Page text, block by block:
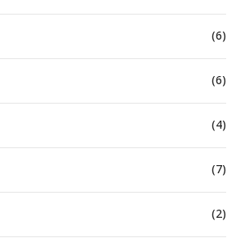
(6)
(6)
(4)
(7)
(2)